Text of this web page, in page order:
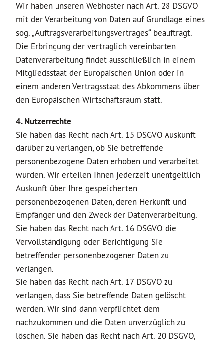
Wir haben unseren Webhoster nach Art. 28 DSGVO
mit der Verarbeitung von Daten auf Grundlage eines
sog. „Auftragsverarbeitungsvertrages“ beauftragt.
Die Erbringung der vertraglich vereinbarten
Datenverarbeitung findet ausschließlich in einem
Mitgliedsstaat der Europäischen Union oder in
einem anderen Vertragsstaat des Abkommens über
den Europäischen Wirtschaftsraum statt.
4. Nutzerrechte
Sie haben das Recht nach Art. 15 DSGVO Auskunft
darüber zu verlangen, ob Sie betreffende
personenbezogene Daten erhoben und verarbeitet
wurden. Wir erteilen Ihnen jederzeit unentgeltlich
Auskunft über Ihre gespeicherten
personenbezogenen Daten, deren Herkunft und
Empfänger und den Zweck der Datenverarbeitung.
Sie haben das Recht nach Art. 16 DSGVO die
Vervollständigung oder Berichtigung Sie
betreffender personenbezogener Daten zu
verlangen.
Sie haben das Recht nach Art. 17 DSGVO zu
verlangen, dass Sie betreffende Daten gelöscht
werden. Wir sind dann verpflichtet dem
nachzukommen und die Daten unverzüglich zu
löschen. Sie haben das Recht nach Art. 20 DSGVO,